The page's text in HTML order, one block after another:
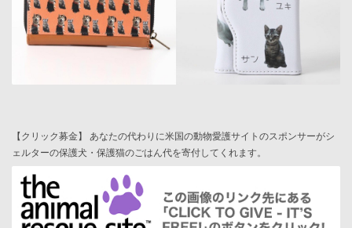
【クリック募金】 あなたの代わりに米国の動物愛護サイトのスポンサーがシ
ェルターの保護犬・保護猫のごはん代を寄付してくれます。